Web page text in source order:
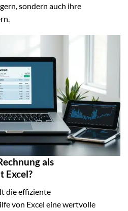
sondern auch ihre
als
Excel?
die effiziente
von Excel eine wertvolle